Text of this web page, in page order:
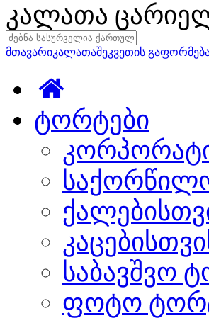
კალათა
მთავარიკალათაშეკვეთის
ტორტები
საბავშვო
ფოტო